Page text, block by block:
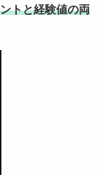
トと経験値の両